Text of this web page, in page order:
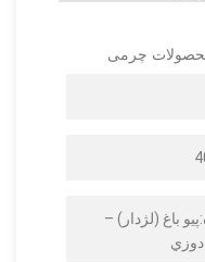
چرمی
باغ (لژدار) –